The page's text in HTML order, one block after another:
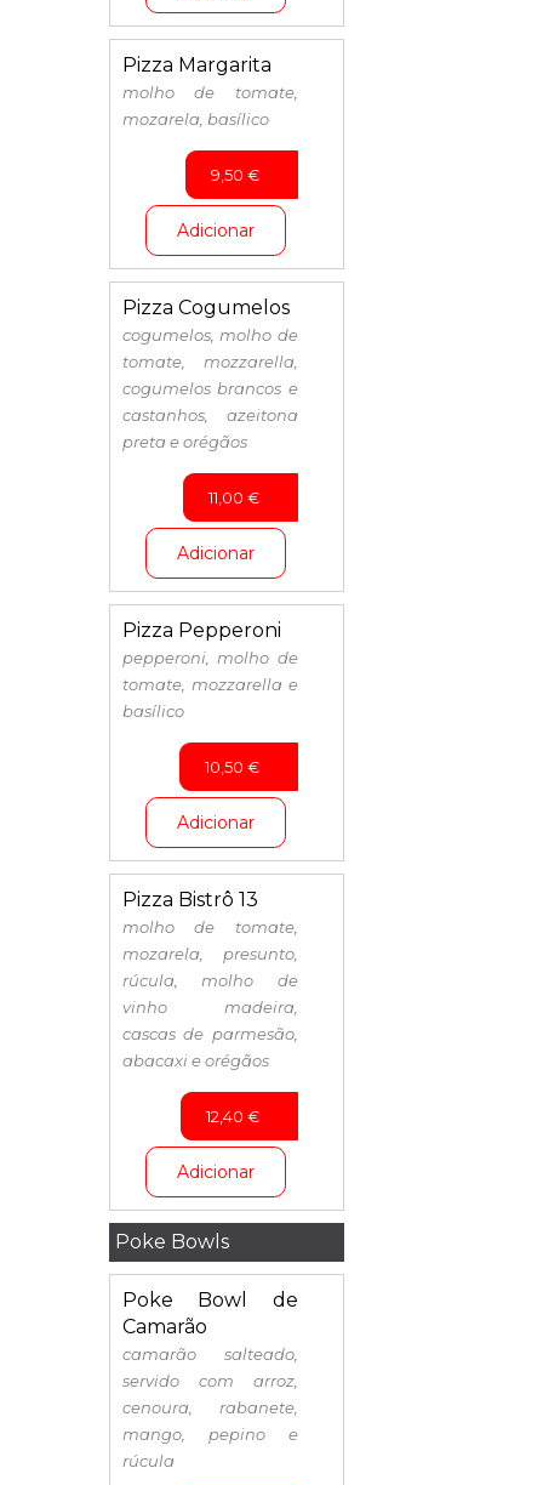
Pizza Margarita
molho de tomate,
mozarela, basílico
9,50 €
Adicionar
Pizza Cogumelos
cogumelos, molho de
tomate, mozzarella,
cogumelos brancos e
castanhos, azeitona
preta e orégãos
11,00 €
Adicionar
Pizza Pepperoni
pepperoni, molho de
tomate, mozzarella e
basílico
10,50 €
Adicionar
Pizza Bistrô 13
molho de tomate,
mozarela, presunto,
rúcula, molho de
vinho madeira,
cascas de parmesão,
abacaxi e orégãos
12,40 €
Adicionar
Poke Bowls
Poke Bowl de
Camarão
camarão salteado,
servido com arroz,
cenoura, rabanete,
mango, pepino e
rúcula